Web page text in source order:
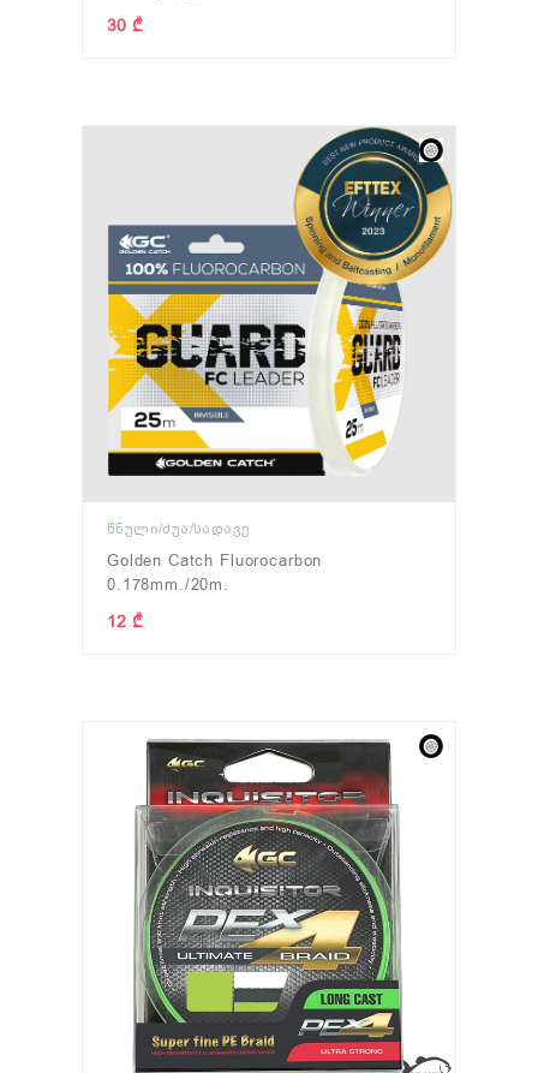
30 ₾
ᲬᲜᲣᲚᲘ/ᲫᲣᲐ/ᲡᲐᲓᲐᲕᲔ
Golden Catch Fluorocarbon
0.178mm./20m.
12 ₾